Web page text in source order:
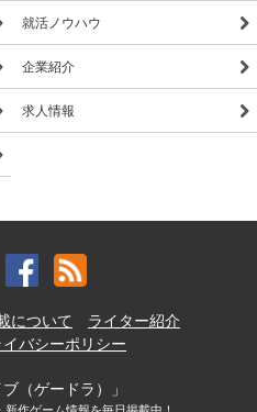
就活ノウハウ
企業紹介
求人情報
について
ライター紹介
バシーポリシー
（ゲードラ）」